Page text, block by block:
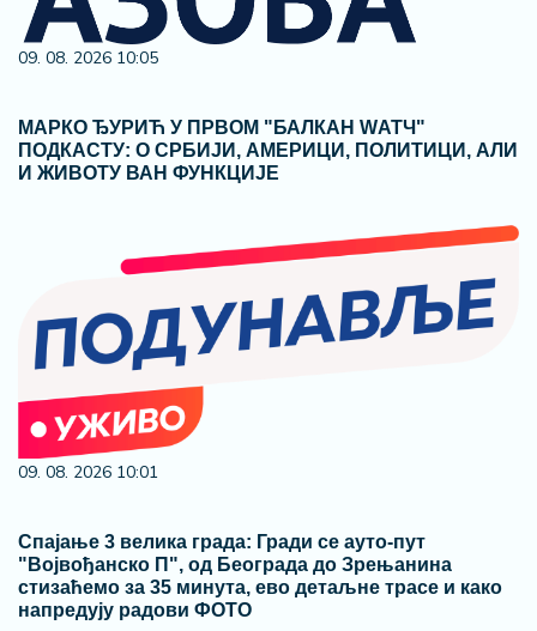
09. 08. 2026 10:05
МАРКО ЂУРИЋ У ПРВОМ "БАЛКАН WАТЧ"
ПОДКАСТУ: О СРБИЈИ, АМЕРИЦИ, ПОЛИТИЦИ, АЛИ
И ЖИВОТУ ВАН ФУНКЦИЈЕ
09. 08. 2026 10:01
Спајање 3 велика града: Гради се ауто-пут
"Војвођанско П", од Београда до Зрењанина
стизаћемо за 35 минута, ево детаљне трасе и како
напредују радови ФОТО